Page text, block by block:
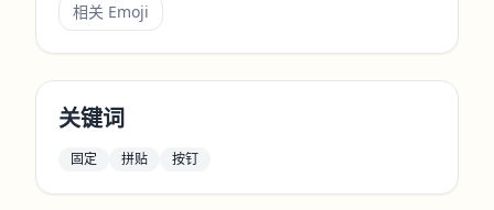
相关 Emoji
关键词
固定 拼贴 按钉